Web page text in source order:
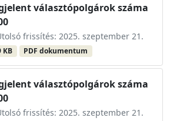
választópolgárok száma
frissítés: 2025. szeptember 21.
KB PDF dokumentum
választópolgárok száma
frissítés: 2025. szeptember 21.